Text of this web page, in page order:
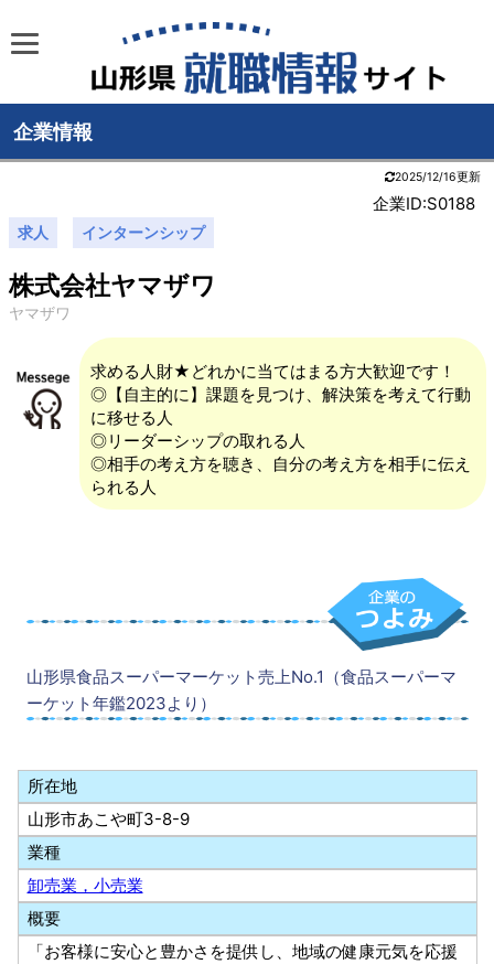
企業情報
2025/12/16更新
企業ID:S0188
求人 インターンシップ
株式会社ヤマザワ
ヤマザワ
求める人財★どれかに当てはまる方大歓迎です！
◎【自主的に】課題を見つけ、解決策を考えて行動
に移せる人
◎リーダーシップの取れる人
◎相手の考え方を聴き、自分の考え方を相手に伝え
られる人
山形県食品スーパーマーケット売上No.1（食品スーパーマ
ーケット年鑑2023より）
所在地
山形市あこや町3-8-9
業種
卸売業，小売業
概要
「お客様に安心と豊かさを提供し、地域の健康元気を応援